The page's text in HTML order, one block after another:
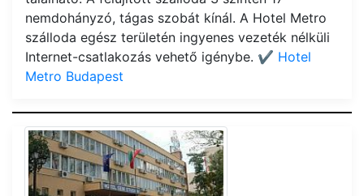
nemdohányzó, tágas szobát kínál. A Hotel Metro
szálloda egész területén ingyenes vezeték nélküli
Internet-csatlakozás vehető igénybe. ✔️ Hotel
Metro Budapest